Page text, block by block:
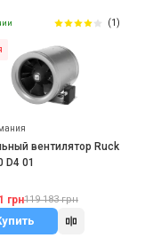
(1)
вентилятор Ruck
D4 01
грн119 183 грн